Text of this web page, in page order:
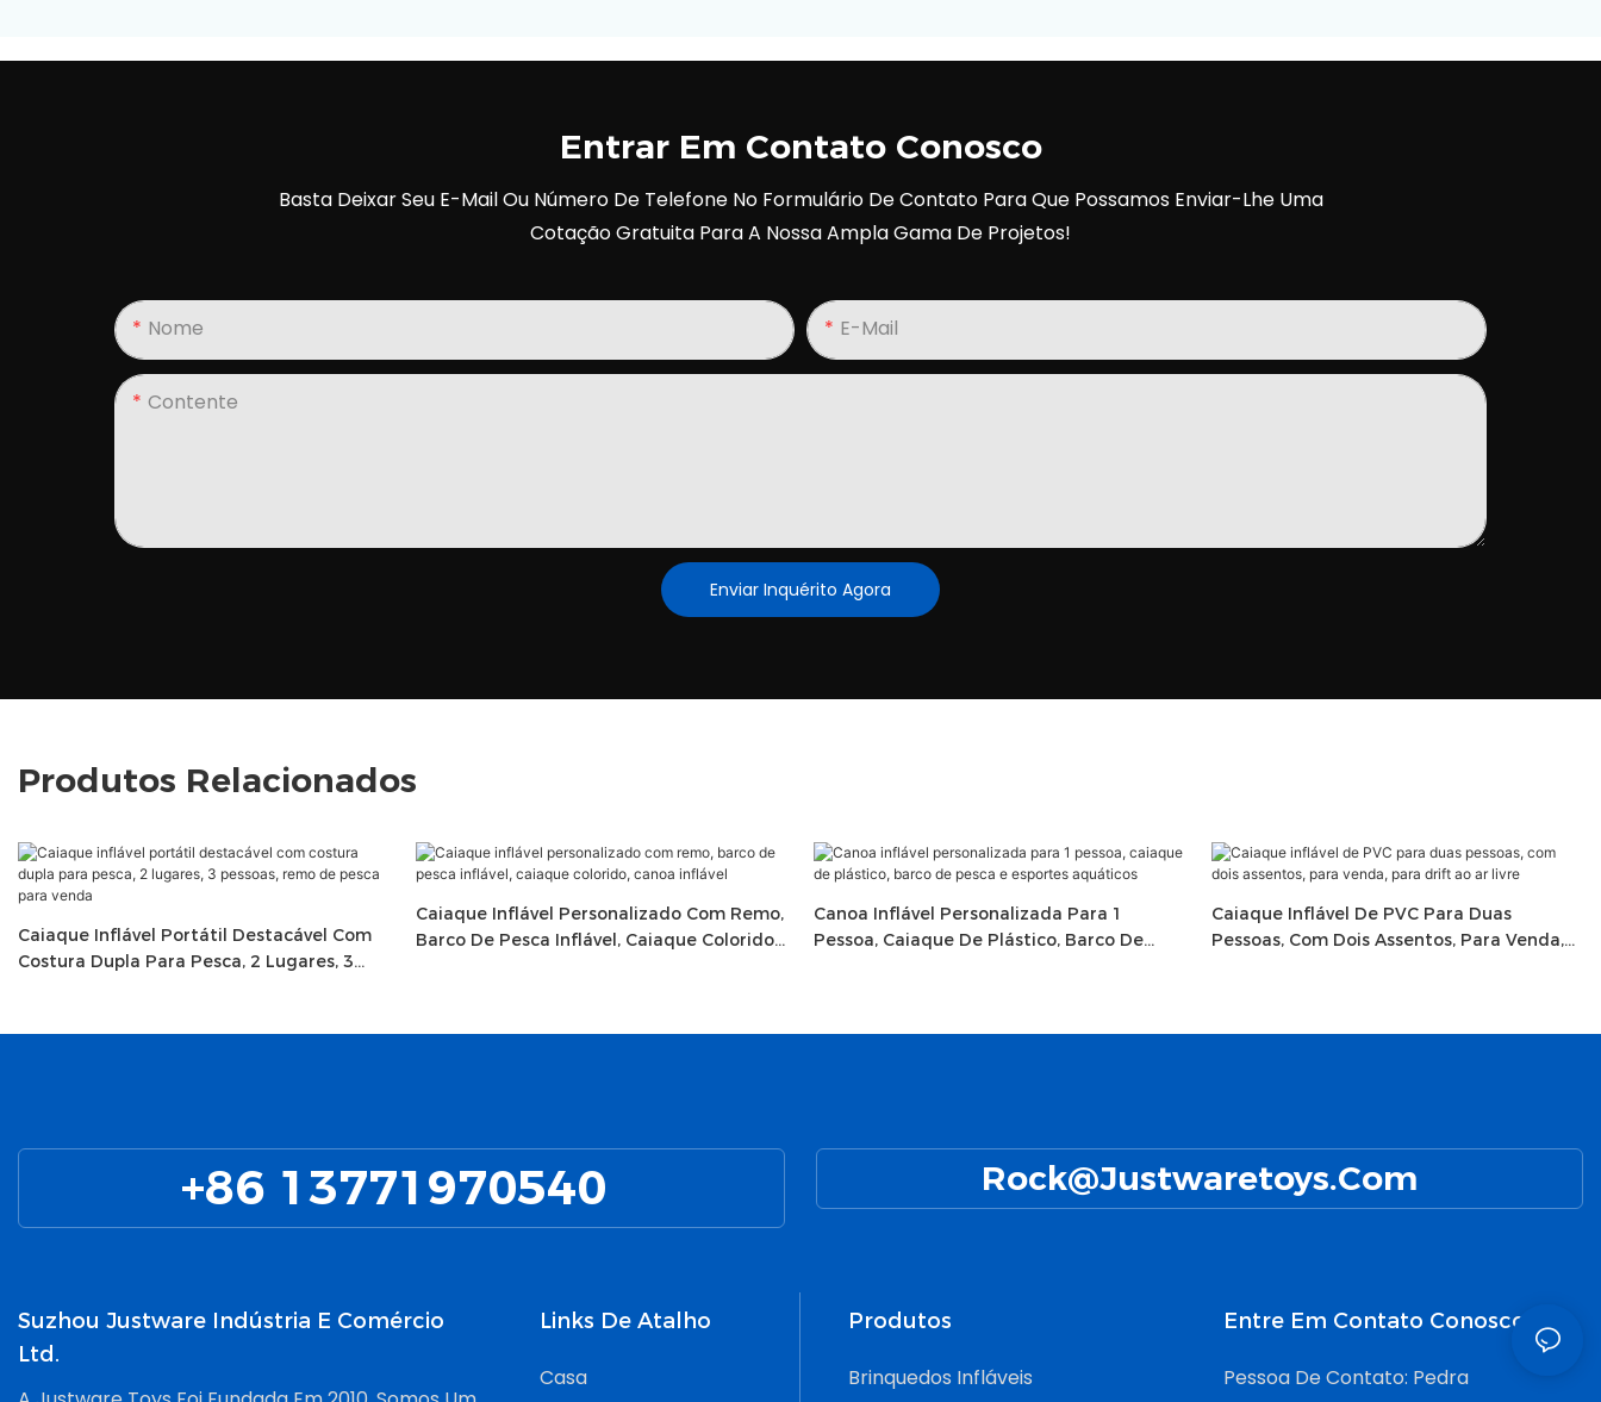
Entrar Em Contato Conosco
Basta Deixar Seu E-Mail Ou Número De Telefone No Formulário De Contato Para Que Possamos Enviar-Lhe Uma
Cotação Gratuita Para A Nossa Ampla Gama De Projetos!
Nome E-Mail
Contente
Enviar Inquérito Agora
Produtos Relacionados
Caiaque Inflável Portátil Destacável Com
Costura Dupla Para Pesca, 2 Lugares, 3
Caiaque Inflável Personalizado Com Remo,
Barco De Pesca Inflável, Caiaque Colorido,
Canoa Inflável Personalizada Para 1
Pessoa, Caiaque De Plástico, Barco De
Caiaque Inflável De PVC Para Duas
Pessoas, Com Dois Assentos, Para Venda,
+86 13771970540 Rock@Justwaretoys.com
Suzhou Justware Indústria E Comércio
Ltd.
Links De Atalho
Casa
Produtos
Brinquedos Infláveis
Entre Em Contato Conosco
Pessoa De Contato: Pedra